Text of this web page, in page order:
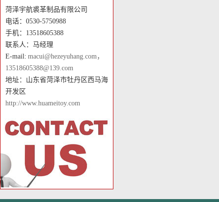
菏泽宇航裘革制品有限公司
电话：0530-5750988
手机：13518605388
联系人：马经理
E-mail: macui@hezeyuhang.com，
13518605388@139.com
地址：山东省菏泽市牡丹区西马海
开发区
http://www.huameitoy.com